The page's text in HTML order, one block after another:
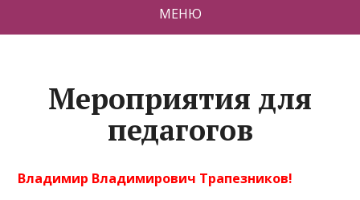
МЕНЮ
Мероприятия для
педагогов
Владимир Владимирович Трапезников!